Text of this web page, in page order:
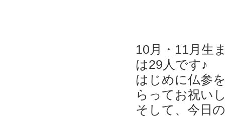
10月・11月生
は29人です♪
はじめに仏参
らってお祝い
そして、今日